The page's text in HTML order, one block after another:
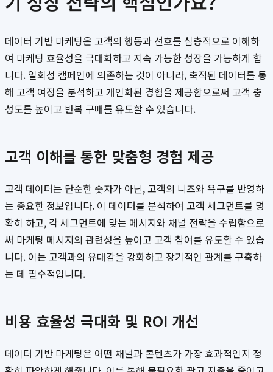
데이터 기반 마케팅은 고객의 행동과 선호를 심층적으로 이해하
여 마케팅 효율성을 극대화하고 지속 가능한 성장을 가능하게 합
니다. 일회성 캠페인에 의존하는 것이 아니라, 축적된 데이터를 통
해 고객 여정을 분석하고 개인화된 경험을 제공함으로써 고객 충
성도를 높이고 반복 구매를 유도할 수 있습니다.
고객 이해를 통한 맞춤형 경험 제공
고객 데이터는 단순한 숫자가 아닌, 고객의 니즈와 욕구를 반영하
는 중요한 정보입니다. 이 데이터를 분석하여 고객 세그먼트를 명
확히 하고, 각 세그먼트에 맞는 메시지와 채널 전략을 수립함으로
써 마케팅 메시지의 관련성을 높이고 고객 참여를 유도할 수 있습
니다. 이는 고객과의 유대감을 강화하고 장기적인 관계를 구축하
는 데 필수적입니다.
비용 효율성 극대화 및 ROI 개선
데이터 기반 마케팅은 어떤 채널과 콘텐츠가 가장 효과적인지 정